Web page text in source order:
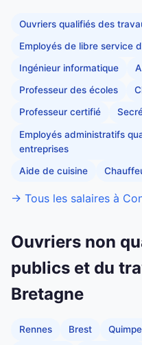
Ouvriers qualifiés des
Employés de libre service
Ingénieur informatique
Professeur des écoles
Professeur certifié
Employés administratifs
entreprises
Aide de cuisine
→ Tous les salaires à
Ouvriers non
publics et du
Bretagne
Rennes Brest